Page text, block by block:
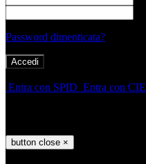
Password dimenticata?
Entra con SPID Entra con CIE
button close ×